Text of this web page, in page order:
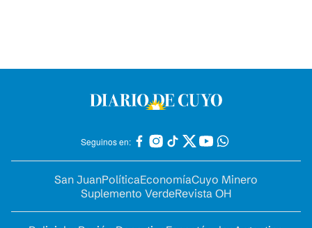
Seguinos en:
San JuanPolíticaEconomíaCuyo Minero
Suplemento VerdeRevista OH